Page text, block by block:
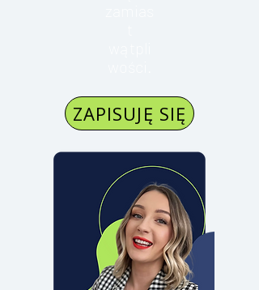
ZAPISUJĘ SIĘ